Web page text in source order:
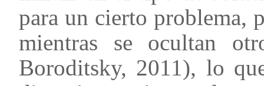
para un cierto problema,
mientras se ocultan
Boroditsky, 2011), lo